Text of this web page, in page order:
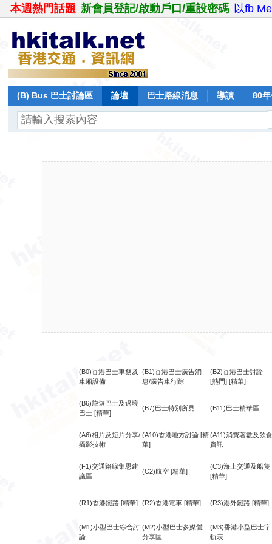
本週熱門話題 新會員登記/啟動戶口/重設密碼 以fb
(B) Bus 巴士討論區 論壇 巴士路線消息 導讀 80
(B0)香港巴士車務及
車廂設備
(B1)香港巴士廣告消
息/廣告車行踪
(B2)香港巴士討論
[熱門] [精華]
(B6)旅遊巴士及過境
巴士 [精華]
(B7)巴士特別所見 (B11)巴士精華區
(A6)相片及短片分享/
攝影技術
(A10)香港地方討論 [精
華]
(A11)消費著數及飲食
資訊
(F1)交通路線集思建
議區
(C2)航空 [精華]
(C3)海上交通及船隻
[精華]
(R1)香港鐵路 [精華] (R2)香港電車 [精華] (R3)港外鐵路 [精華]
(M1)小型巴士綜合討
論
(M2)小型巴士多媒體
分享區
(M3)香港小型巴士字
軌表